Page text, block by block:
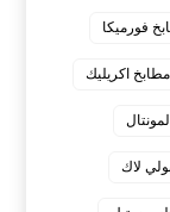
فورميكا
اكريليك
لاك